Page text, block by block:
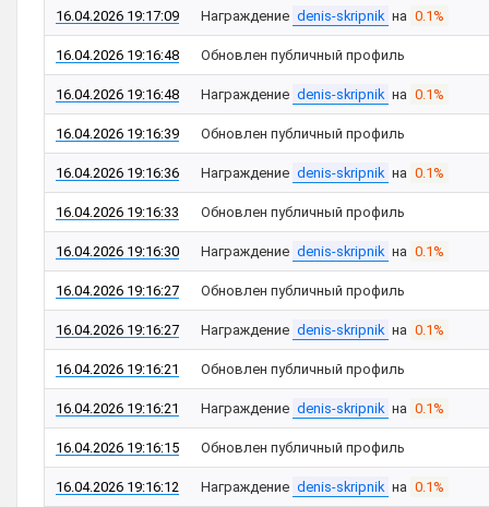
16.04.2026 19:17:09 Награждение denis-skripnik на 0.1%
16.04.2026 19:16:48 Обновлен публичный профиль
16.04.2026 19:16:48 Награждение denis-skripnik на 0.1%
16.04.2026 19:16:39 Обновлен публичный профиль
16.04.2026 19:16:36 Награждение denis-skripnik на 0.1%
16.04.2026 19:16:33 Обновлен публичный профиль
16.04.2026 19:16:30 Награждение denis-skripnik на 0.1%
16.04.2026 19:16:27 Обновлен публичный профиль
16.04.2026 19:16:27 Награждение denis-skripnik на 0.1%
16.04.2026 19:16:21 Обновлен публичный профиль
16.04.2026 19:16:21 Награждение denis-skripnik на 0.1%
16.04.2026 19:16:15 Обновлен публичный профиль
16.04.2026 19:16:12 Награждение denis-skripnik на 0.1%